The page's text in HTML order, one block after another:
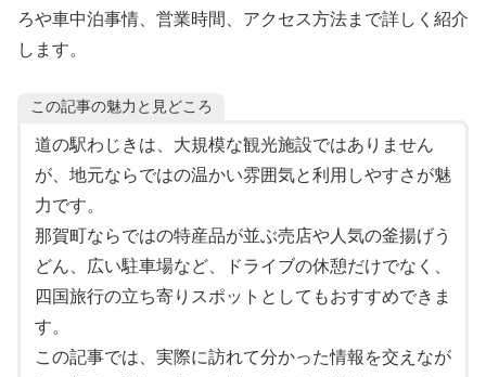
ろや車中泊事情、営業時間、アクセス方法まで詳しく紹介
します。
この記事の魅力と見どころ
道の駅わじきは、大規模な観光施設ではありません
が、地元ならではの温かい雰囲気と利用しやすさが魅
力です。
那賀町ならではの特産品が並ぶ売店や人気の釜揚げう
どん、広い駐車場など、ドライブの休憩だけでなく、
四国旅行の立ち寄りスポットとしてもおすすめできま
す。
この記事では、実際に訪れて分かった情報を交えなが